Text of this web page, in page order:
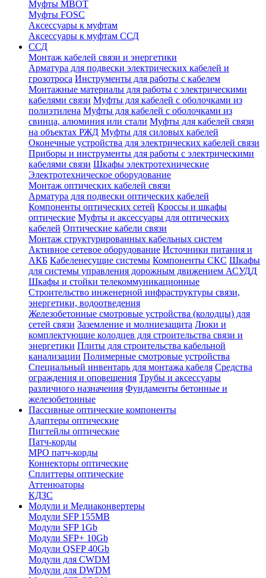
Муфты МВОТ
Муфты FOSC
Аксессуары к муфтам
Аксессуары к муфтам ССД
ССД
Монтаж кабелей связи и энергетики
Арматура для подвески электрических кабелей и
грозотроса Инструменты для работы с кабелем
Монтажные материалы для работы с электрическими
кабелями связи Муфты для кабелей с оболочками из
полиэтилена Муфты для кабелей с оболочками из
свинца, алюминия или стали Муфты для кабелей связи
на объектах РЖД Муфты для силовых кабелей
Оконечные устройства для электрических кабелей связи
Приборы и инструменты для работы с электрическими
кабелями связи Шкафы электротехнические
Электротехническое оборудование
Монтаж оптических кабелей связи
Арматура для подвески оптических кабелей
Компоненты оптических сетей Кроссы и шкафы
оптические Муфты и аксессуары для оптических
кабелей Оптические кабели связи
Монтаж структурированных кабельных систем
Активное сетевое оборудование Источники питания и
АКБ Кабеленесущие системы Компоненты СКС Шкафы
для системы управления дорожным движением АСУДД
Шкафы и стойки телекоммуникационные
Строительство инженерной инфраструктуры связи,
энергетики, водоотведения
Железобетонные смотровые устройства (колодцы) для
сетей связи Заземление и молниезащита Люки и
комплектующие колодцев для строительства связи и
энергетики Плиты для строительства кабельной
канализации Полимерные смотровые устройства
Специальный инвентарь для монтажа кабеля Средства
ограждения и оповещения Трубы и аксессуары
различного назначения Фундаменты бетонные и
железобетонные
Пассивные оптические компоненты
Адаптеры оптические
Пигтейлы оптические
Патч-корды
MPO патч-корды
Коннекторы оптические
Сплиттеры оптические
Аттенюаторы
КДЗС
Модули и Медиаконвертеры
Модули SFP 155MB
Модули SFP 1Gb
Модули SFP+ 10Gb
Модули QSFP 40Gb
Модули для CWDM
Модули для DWDM